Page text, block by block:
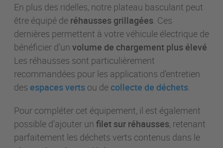
En plus des ridelles, notre plateau basculant peut
être équipé de réhausses grillagées . Ces
dernières permettent à votre véhicule électrique de
bénéficier d’un volume de chargement plus élevé
Les réhausses sont particulièrement
recommandées pour les applications d’entretien
des espaces verts ou de collecte de déchets
Pour compléter cet équipement, il est également
possible d’ajouter un filet sur réhausses, retenant
parfaitement les déchets verts contenus dans le